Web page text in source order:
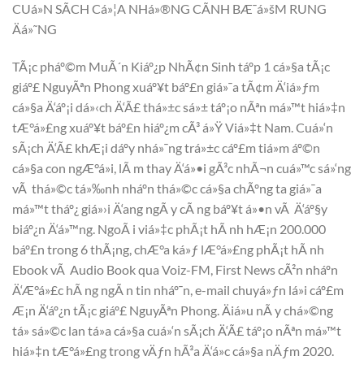
CUá»N SÃCH Cá»¦A NHá»®NG CÃNH BÆ¯á»šM RUNG
Äá»˜NG
TÃ¡c pháº©m MuÃ´n Kiáº¿p NhÃ¢n Sinh táº­p 1 cá»§a tÃ¡c
giáº£ NguyÃªn Phong xuáº¥t báº£n giá»¯a tÃ¢m Ä‘iá»ƒm
cá»§a Ä‘áº¡i dá»‹ch Ä‘Ã£ thá»±c sá»± táº¡o nÃªn má»™t hiá»‡n
tÆ°á»£ng xuáº¥t báº£n hiáº¿m cÃ³ á»Ÿ Viá»‡t Nam. Cuá»‘n
sÃ¡ch Ä‘Ã£ khÆ¡i dáº­y nhá»¯ng trá»±c cáº£m tiá»m áº©n
cá»§a con ngÆ°á»i, lÃ m thay Ä‘á»•i gÃ³c nhÃ¬n cuá»™c sá»‘ng
vÃ thá»©c tá»‰nh nháº­n thá»©c cá»§a chÃºng ta giá»¯a
má»™t tháº¿ giá»›i Ä‘ang ngÃ y cÃ ng báº¥t á»•n vÃ Ä‘áº§y
biáº¿n Ä‘á»™ng. NgoÃ i viá»‡c phÃ¡t hÃ nh hÆ¡n 200.000
báº£n trong 6 thÃ¡ng, chÆ°a ká»ƒ lÆ°á»£ng phÃ¡t hÃ nh
Ebook vÃ Audio Book qua Voiz-FM, First News cÃ²n nháº­n
Ä‘Æ°á»£c hÃ ng ngÃ n tin nháº¯n, e-mail chuyá»ƒn lá»i cáº£m
Æ¡n Ä‘áº¿n tÃ¡c giáº£ NguyÃªn Phong. Äiá»u nÃ y chá»©ng
tá» sá»©c lan tá»a cá»§a cuá»‘n sÃ¡ch Ä‘Ã£ táº¡o nÃªn má»™t
hiá»‡n tÆ°á»£ng trong vÄƒn hÃ³a Ä‘á»c cá»§a nÄƒm 2020.